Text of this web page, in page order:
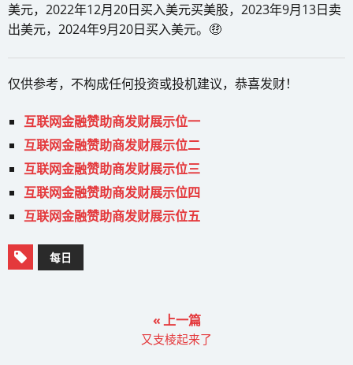
美元，2022年12月20日买入美元买美股，2023年9月13日卖
出美元，2024年9月20日买入美元。🤑
仅供参考，不构成任何投资或投机建议，恭喜发财！
互联网金融赞助商发财展示位一
互联网金融赞助商发财展示位二
互联网金融赞助商发财展示位三
互联网金融赞助商发财展示位四
互联网金融赞助商发财展示位五
每日
« 上一篇
又支棱起来了